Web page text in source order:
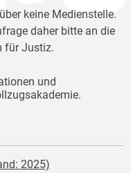
keine Medienstelle.
daher bitte an die
für Justiz.
und
2025)